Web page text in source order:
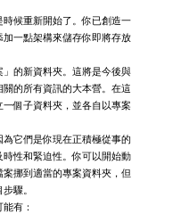
候重新開始了。你已創造一
一點架構來儲存你即將存放
的新資料夾。這將是今後與
的所有資訊的大本營。在這
個子資料夾，並各自以專案
它們是你現在正積極從事的
性和緊迫性。你可以開始動
挪到適當的專案資料夾，但
驟。
有：